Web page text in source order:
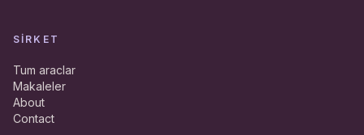
SIRKET
Tum araclar
Makaleler
About
Contact